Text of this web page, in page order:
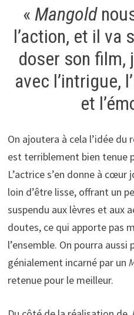
«Mangold
l’action, et il va
doser son film,
avec l’intrigue,
et
On ajoutera à cela l’idée
est terriblement bien tenue
L’actrice s’en donne à
loin d’être lisse, offrant un
suspendu aux lèvres et aux
doutes, ce qui apporte pas
l’ensemble. On pourra
génialement incarné par un
retenue pour le meilleur.